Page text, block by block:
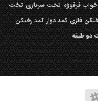
فرفوژه تخت سربازی تخت
فلزی کمد دوار کمد رختکن
دو طبقه